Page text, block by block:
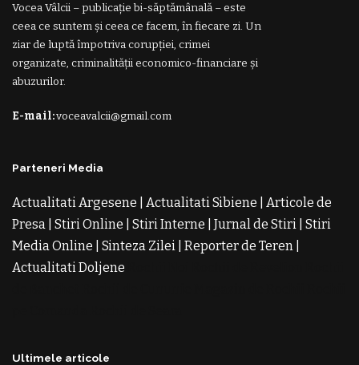
Vocea Vâlcii – publicație bi-săptămânală – este
ceea ce suntem și ceea ce facem, în fiecare zi. Un
ziar de luptă împotriva corupției, crimei
organizate, criminalității economico-financiare și
abuzurilor.
E-mail:voceavalcii@gmail.com
Parteneri Media
Actualitati Argesene Actualitati Sibiene
Articole de
Presa Stiri Online Stiri Interne Jurnal de Stiri Stiri
Media Online
Sinteza Zilei Reporter de Teren
Actualitati Doljene
Ultimele articole